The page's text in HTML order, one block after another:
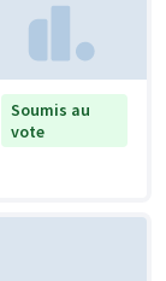
Soumis au
vote